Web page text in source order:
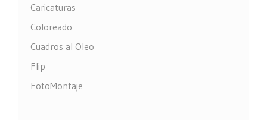
Caricaturas
Coloreado
Cuadros al Oleo
Flip
FotoMontaje